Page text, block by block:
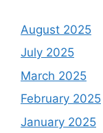
August 2025
July 2025
March 2025
February 2025
January 2025